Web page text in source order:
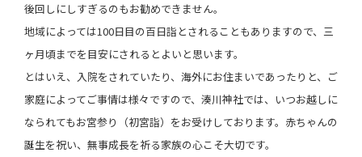
後回しにしすぎるのもお勧めできません。
地域によっては100日目の百日詣とされることもありますので、三
ヶ月頃までを目安にされるとよいと思います。
とはいえ、入院をされていたり、海外にお住まいであったりと、ご
家庭によってご事情は様々ですので、湊川神社では、いつお越しに
なられてもお宮参り（初宮詣）をお受けしております。赤ちゃんの
誕生を祝い、無事成長を祈る家族の心こそ大切です。